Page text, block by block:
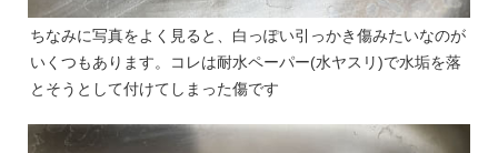
ちなみに写真をよく見ると、白っぽい引っかき傷みたいなのが
いくつもあります。コレは耐水ペーパー(水ヤスリ)で水垢を落
とそうとして付けてしまった傷です